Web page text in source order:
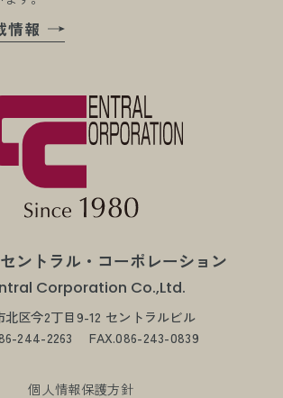
ントラル・コーポレーション
Corporation Co.,Ltd.
北区今2丁目9-12 セントラルビル
244-2263 FAX.086-243-0839
個人情報保護方針
情報